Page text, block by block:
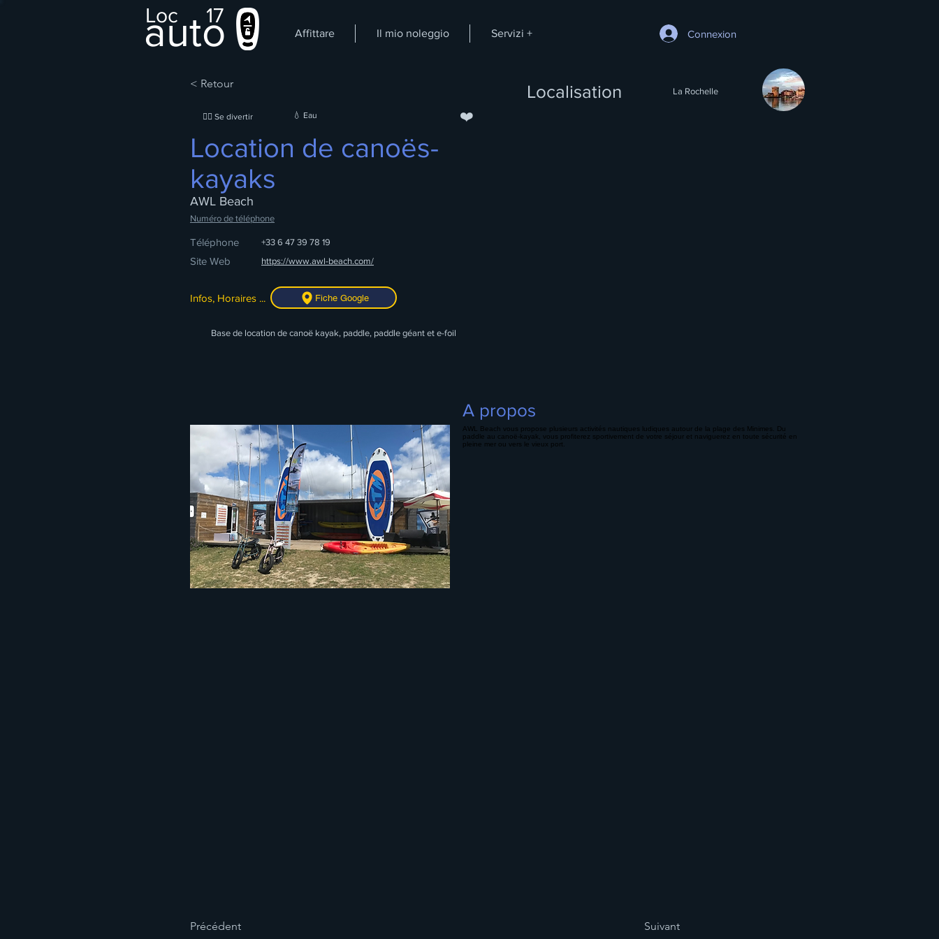
Loc 17
auto Affittare Il mio noleggio Servizi + Connexion
< Retour
🤹‍♂️ Se divertir 💧 Eau ❤️
Location de canoës-
kayaks
AWL Beach
Numéro de téléphone
Téléphone +33 6 47 39 78 19
Site Web https://www.awl-beach.com/
Infos, Horaires ... Fiche Google
Base de location de canoë kayak, paddle, paddle géant et e-foil
Localisation La Rochelle
A propos
AWL Beach vous propose plusieurs activités nautiques ludiques autour de la plage des Minimes. Du
paddle au canoë-kayak, vous profiterez sportivement de votre séjour et naviguerez en toute sécurité en
pleine mer ou vers le vieux port.
Précédent Suivant